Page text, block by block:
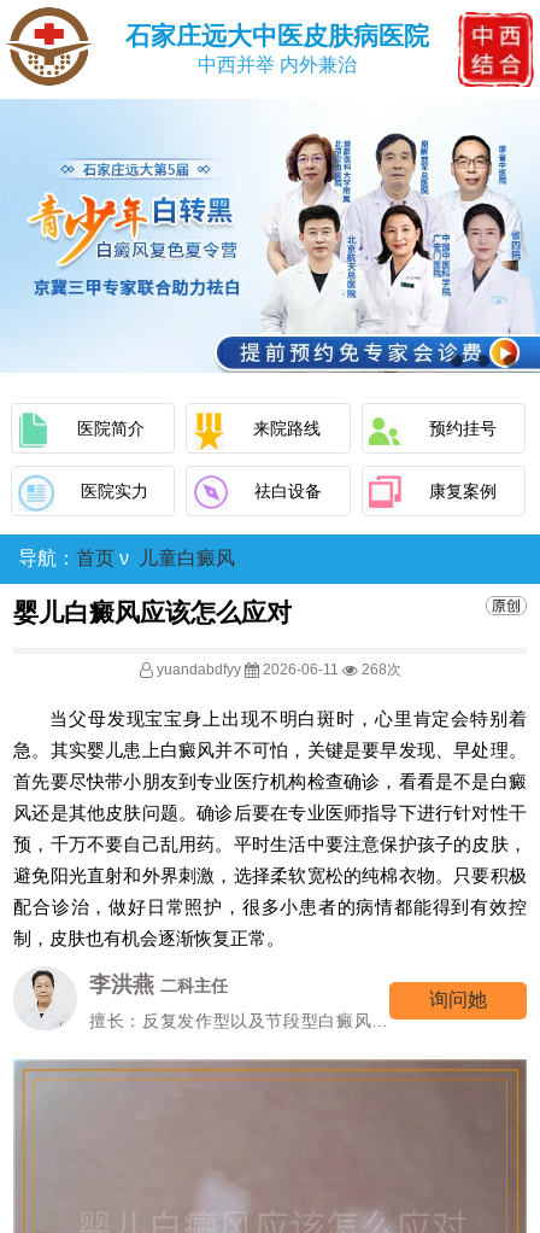
石家庄远大中医皮肤病医院
中西并举 内外兼治
医院简介 来院路线 预约挂号
医院实力 祛白设备 康复案例
导航： 首页 ν 儿童白癜风
婴儿白癜风应该怎么应对
yuandabdfyy 2026-06-11 268次
当父母发现宝宝身上出现不明白斑时，心里肯定会特别着
急。其实婴儿患上白癜风并不可怕，关键是要早发现、早处理。
首先要尽快带小朋友到专业医疗机构检查确诊，看看是不是白癜
风还是其他皮肤问题。确诊后要在专业医师指导下进行针对性干
预，千万不要自己乱用药。平时生活中要注意保护孩子的皮肤，
避免阳光直射和外界刺激，选择柔软宽松的纯棉衣物。只要积极
配合诊治，做好日常照护，很多小患者的病情都能得到有效控
制，皮肤也有机会逐渐恢复正常。
李洪燕 二科主任
擅长：反复发作型以及节段型白癜风诊
询问她